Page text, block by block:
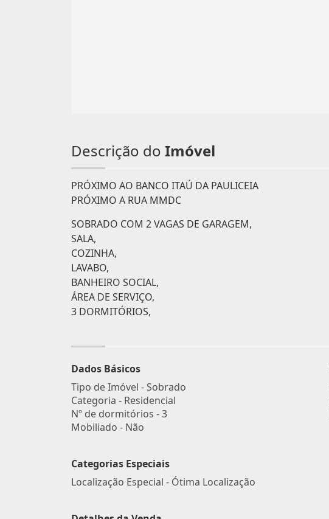
Descrição do Imóvel
PRÓXIMO AO BANCO ITAÚ DA PAULICEIA
PRÓXIMO A RUA MMDC
SOBRADO COM 2 VAGAS DE GARAGEM,
SALA,
COZINHA,
LAVABO,
BANHEIRO SOCIAL,
ÁREA DE SERVIÇO,
3 DORMITÓRIOS,
Dados Básicos
Tipo de Imóvel - Sobrado
Categoria - Residencial
Nº de dormitórios - 3
Mobiliado - Não
Categorias Especiais
Localização Especial - Ótima Localização